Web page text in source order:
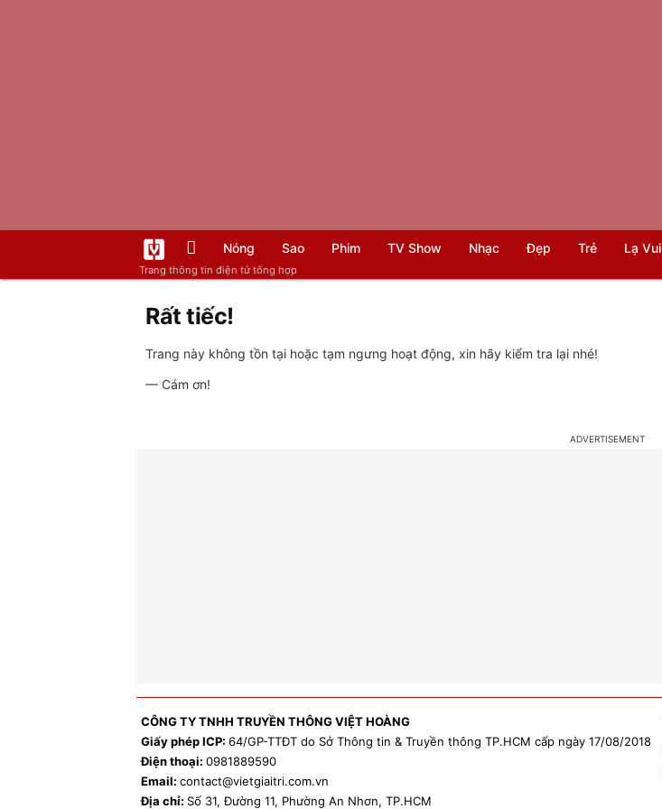
Trang thông tin điện tử tổng hợp
Nóng Sao Phim TV Show Nhạc Đẹp Trẻ Lạ Vui
Rất tiếc!
Trang này không tồn tại hoặc tạm ngưng hoạt động, xin hãy kiểm tra lại nhé!
— Cám ơn!
CÔNG TY TNHH TRUYỀN THÔNG VIỆT HOÀNG
Giấy phép ICP: 64/GP-TTĐT do Sở Thông tin & Truyền thông TP.HCM cấp ngày 17/08/2018
Điện thoại: 0981889590
Email: contact@vietgiaitri.com.vn
Địa chỉ: Số 31, Đường 11, Phường An Nhơn, TP.HCM